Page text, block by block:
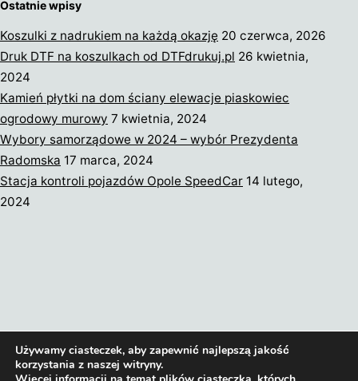
Ostatnie wpisy
Koszulki z nadrukiem na każdą okazję 20 czerwca, 2026
Druk DTF na koszulkach od DTFdrukuj.pl 26 kwietnia,
2024
Kamień płytki na dom ściany elewacje piaskowiec
ogrodowy murowy 7 kwietnia, 2024
Wybory samorządowe w 2024 – wybór Prezydenta
Radomska 17 marca, 2024
Stacja kontroli pojazdów Opole SpeedCar 14 lutego,
2024
Terms of service Privacy policy
Używamy ciasteczek, aby zapewnić najlepszą jakość
korzystania z naszej witryny.